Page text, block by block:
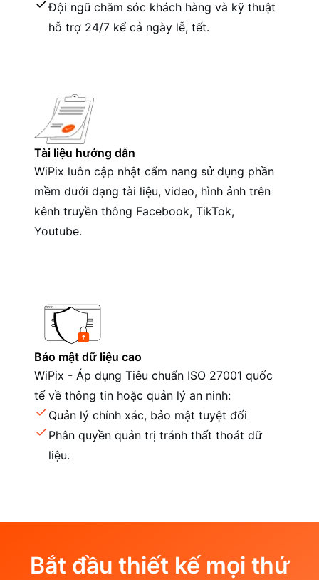
Đội ngũ chăm sóc khách hàng và kỹ thuật
hỗ trợ 24/7 kể cả ngày lễ, tết.
Tài liệu hướng dẫn
WiPix luôn cập nhật cẩm nang sử dụng phần
mềm dưới dạng tài liệu, video, hình ảnh trên
kênh truyền thông Facebook, TikTok,
Youtube.
Bảo mật dữ liệu cao
WiPix - Áp dụng Tiêu chuẩn ISO 27001 quốc
tế về thông tin hoặc quản lý an ninh:
Quản lý chính xác, bảo mật tuyệt đối
Phân quyền quản trị tránh thất thoát dữ
liệu.
Bắt đầu thiết kế mọi thứ